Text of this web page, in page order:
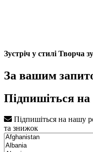
Зустріч у стилі Творча
За вашим
Підпишіться на
Підпишіться на нашу
та знижок